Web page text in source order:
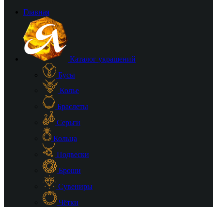
Главная
Каталог украшений
Бусы
Колье
Браслеты
Серьги
Кольца
Подвески
Броши
Сувениры
Чётки